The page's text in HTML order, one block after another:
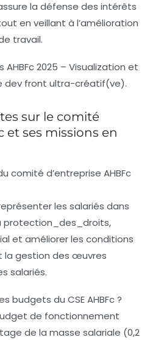
la défense des intérêts
en veillant à l’amélioration
travail.
2025 – Visualization et
dev front ultra-créatif(ve).
sur le comité
et ses missions en
comité d’entreprise AHBFc
les salariés dans
protection_des_droits,
et améliorer les conditions
la gestion des œuvres
salariés.
budgets du CSE AHBFc ?
de fonctionnement
de la masse salariale (0,2